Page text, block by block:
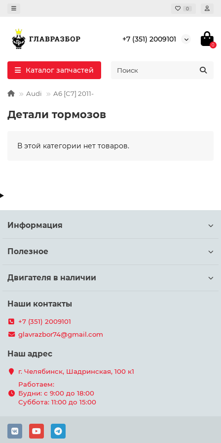
0
+7 (351) 2009101
0
Каталог запчастей
Audi A6 [C7] 2011-
Детали тормозов
В этой категории нет товаров.
Информация
Полезное
Двигателя в наличии
Наши контакты
+7 (351) 2009101
glavrazbor74@gmail.com
Наш адрес
г. Челябинск, Шадринская, 100 к1
Работаем:
Будни: с 9:00 до 18:00
Суббота: 11:00 до 15:00